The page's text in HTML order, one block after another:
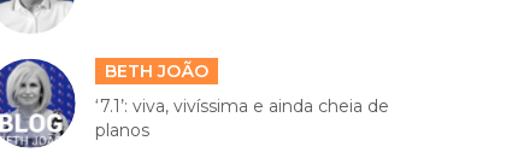
BETH JOÃO
‘7.1’: viva, vivíssima e ainda cheia de
planos